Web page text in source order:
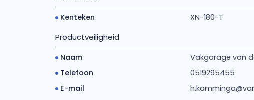
Kenteken XN-180-T
Productveiligheid
Naam Vakgarage van
Telefoon
0519295455
E-mail